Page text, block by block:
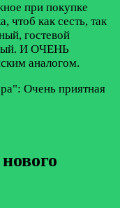
при покупке
чтоб как сесть, так
гостевой
И ОЧЕНЬ
аналогом.